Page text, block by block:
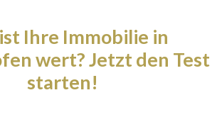
Ihre Immobilie in
wert? Jetzt den Test
starten!